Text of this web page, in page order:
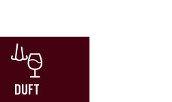
DUFT